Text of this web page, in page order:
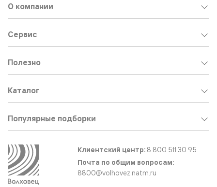
О компании
Сервис
Полезно
Каталог
Популярные подборки
Клиентский центр: 8 800 511 30 95
Почта по общим вопросам:
8800@volhovez.natm.ru